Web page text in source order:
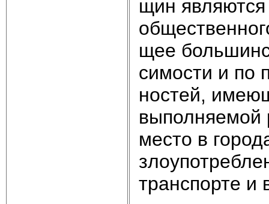
щин яв­ля­ют­ся
щее
си­мо­сти и по
но­стей,
вы­пол­няе­мой
ме­сто в
транс­пор­те и